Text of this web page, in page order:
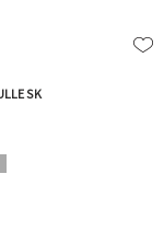
SK